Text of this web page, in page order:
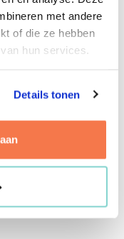
met andere
of die ze hebben
hun services.
Details tonen
en borgen van
bij de
verduurzaming en
workshops
om TIB te
bij de uitwerking
betrokken. Brink